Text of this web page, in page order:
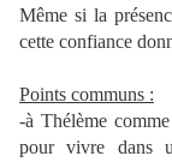
Même si la
cette confiance
Points communs :
-à Thélème
pour vivre dans